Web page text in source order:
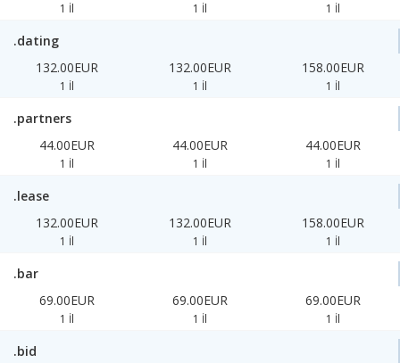
1 İl 1 İl 1 İl
.dating
132.00EUR
1 İl
132.00EUR
1 İl
158.00EUR
1 İl
.partners
44.00EUR
1 İl
44.00EUR
1 İl
44.00EUR
1 İl
.lease
132.00EUR
1 İl
132.00EUR
1 İl
158.00EUR
1 İl
.bar
69.00EUR
1 İl
69.00EUR
1 İl
69.00EUR
1 İl
.bid